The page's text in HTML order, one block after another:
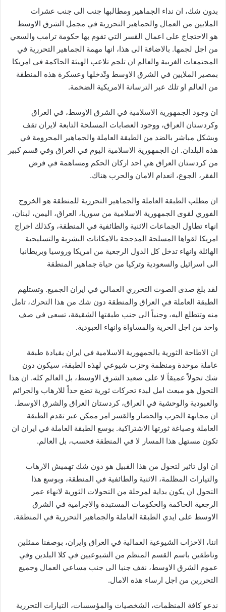
بدون شك، ان نداء الجماهير ومطالبها جنب الى جنب عشرات
الملايين من العمال والجماهير التحررية في مجمل الشرق الاوسط
هو الاحتجاج على اعمال القسر التي تقوم بها حكومة ترامب والسعي
من اجل لجمها. بالاضافة الى هذا، انها مهمة الجماهير التحررية في
المجتمعات الغربية والعالم ان تلجم تلاعب الهيئة الحاكمة في امريكا
بمصير الملايين في الشرق الاوسط وتّدخلها وعسكرة هذه المنطقة
من العالم او تلك عبر الترسانة الامريكية الضخمة.
ان وجود الجمهورية الاسلامية في الشرق الاوسط، في العراق
وكردستان العراق، ووجود العصابات المسلحة التابعة لايران تقف
وبشكل مباشر بالضد من الطبقة العاملة والجماهير المحرومة في
هذه البلدان. ان الجمهورية الاسلامية اليوم في العراق وفي قسم كبير
من كردستان العراق هي احد اركان الحكم ومساهمة في فرض
الفقر، الجوع، انعدام الامان والحرب هناك.
ان مطلب الطبقة العاملة والجماهير التحررية للمنطقة هو الخروج
الفوري لقوى الجمهورية الاسلامية من سوريا، العراق، اليمن، لبنان،
انهاء تطاول الجماعات الاثنية والطائفية في المنطقة، وكذلك اخراج
امريكا لقواها المسلحة المدججة بالامكانات البشرية والتسليحية
الهائلة وانهاء تدخل كل الدول الرجعية من امريكا وروسيا وبريطانيا
الى اسرائيل والسعودية وتركيا من حياة جماهير المنطقة
لقد بلغ صدى الصوت التحرري العمالي في ايران الجميع. وتستلهم
الطبقة العاملة في العراق والمنطقة دون شك من هذا التحرك، تامل
منه وتتطلع اليه، وجنباً الى جنب طبقتها الشقيقة، تسعى في صف
واحد من اجل الحرية والمساواة وانهاء العبودية.
ان الاطاحة الثورية بالجمهورية الاسلامية في ايران بقيادة طبقة
عاملة موحدة ومنظمة وحزب شيوعي لهذه الطبقة، سيكون دون
شك تحولاً عميقاً لا على صعيد الشرق الاوسط، بل العالم كله. ان هذا
التحول هو مبعث امل لبدء تحركات ثورية تضع حداً للارهاب والجرائم
والعبودية والوحشية في العراق، كردستان العراق والشرق الاوسط.
ان مجابهة الحرب والحصار والقسر امر ممكن عبر تقدم الطبقة
العاملة وصياغة ثورتها الاشتراكية. بوسع الطبقة العاملة في ايران ان
تكون مستهل هذا المسار لا في المنطقة فحسب، بل العالم.
ان اول تاثير لتحول من هذا القبيل هو دون شك تهميش الارهاب
والتيارات المظلمة، الاثنية والطائفية في المنطقة، وبوسع هذا
التحول ان يكون بداية لمرحلة من التحولات الثورية لانهاء عمر
الرجعية الحاكمة والحكومات المستبدة والاجرامية في الشرق
الاوسط على ايدي الطبقة العاملة والجماهير التحررية في المنطقة.
اننا، الاحزاب الشيوعية العمالية في العراق وايران، بوصفنا ممثلين
وناطقين باسم القسم المنظم من الشيوعيين في كلا البلدين وفي
عموم الشرق الاوسط، نقف جنبا الى جنب مساعي العمال وجميع
التحررين من اجل ارساء هذه الامال.
ندعو كافة المنظمات، الشخصيات والمؤسسات، التيارات التحررية